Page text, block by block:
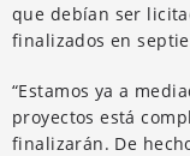
que debían ser
finalizados en
“Estamos ya a
proyectos está
finalizarán. De